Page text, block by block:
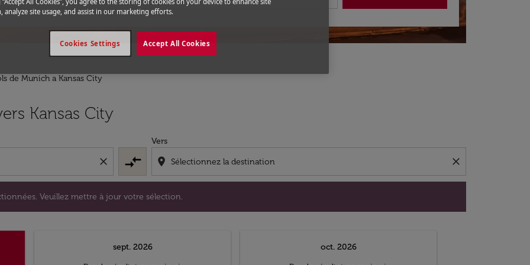
de Munich a Kansas City
Kansas City
close compare_arrows
Vers
location_on close
Veuillez mettre à jour votre sélection.
Veuillez mettre à jour votre sélection.
sept. 2026
oct. 2026
analyze site usage, and assist in our marketing efforts.
Accept All Cookies
Cookies Settings